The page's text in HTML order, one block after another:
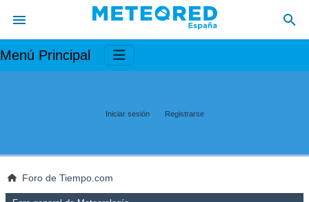
Menú Principal
Iniciar sesión Registrarse
Foro de Tiempo.com